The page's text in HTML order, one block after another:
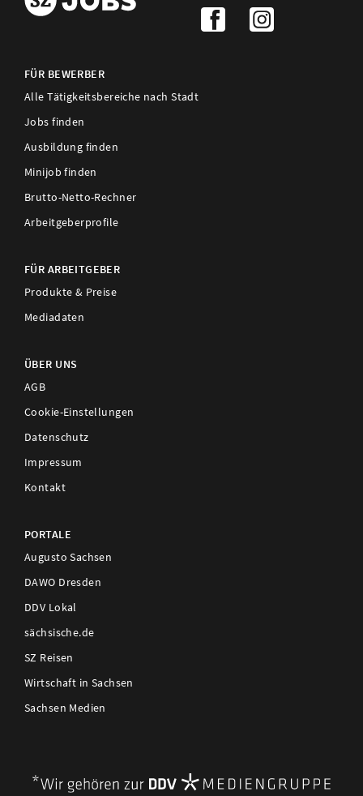
FÜR BEWERBER
Alle Tätigkeitsbereiche nach Stadt
Jobs finden
Ausbildung finden
Minijob finden
Brutto-Netto-Rechner
Arbeitgeberprofile
FÜR ARBEITGEBER
Produkte & Preise
Mediadaten
ÜBER UNS
AGB
Cookie-Einstellungen
Datenschutz
Impressum
Kontakt
PORTALE
Augusto Sachsen
DAWO Dresden
DDV Lokal
sächsische.de
SZ Reisen
Wirtschaft in Sachsen
Sachsen Medien